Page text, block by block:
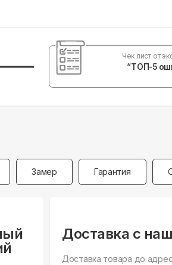
Чек лист от
“ТОП-5
Замер Гарантия
Доставка с
Доставка товара до